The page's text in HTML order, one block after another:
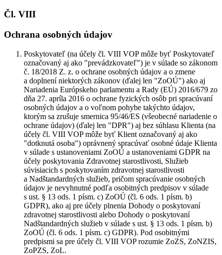
Čl. VIII
Ochrana osobných údajov
Poskytovateľ (na účely čl. VIII VOP môže byť Poskytovateľ
označovaný aj ako "prevádzkovateľ") je v súlade so zákonom
č. 18/2018 Z. z. o ochrane osobných údajov a o zmene
a doplnení niektorých zákonov (ďalej len "ZoOÚ") ako aj
Nariadenia Európskeho parlamentu a Rady (EÚ) 2016/679 zo
dňa 27. apríla 2016 o ochrane fyzických osôb pri spracúvaní
osobných údajov a o voľnom pohybe takýchto údajov,
ktorým sa zrušuje smernica 95/46/ES (všeobecné nariadenie o
ochrane údajov) (ďalej len "DPR") aj bez súhlasu Klienta (na
účely čl. VIII VOP môže byť Klient označovaný aj ako
"dotknutá osoba") oprávnený spracúvať osobné údaje Klienta
v súlade s ustanoveniami ZoOÚ a ustanoveniami GDPR na
účely poskytovania Zdravotnej starostlivosti, Služieb
súvisiacich s poskytovaním zdravotnej starostlivosti
a Nadštandardných služieb, pričom spracúvanie osobných
údajov je nevyhnutné podľa osobitných predpisov v súlade
s ust. § 13 ods. 1 písm. c) ZoOÚ (čl. 6 ods. 1 písm. b)
GDPR), ako aj pre účely plnenia Dohody o poskytovaní
zdravotnej starostlivosti alebo Dohody o poskytovaní
Nadštandardných služieb v súlade s ust. § 13 ods. 1 písm. b)
ZoOÚ (čl. 6 ods. 1 písm. c) GDPR). Pod osobitnými
predpismi sa pre účely čl. VIII VOP rozumie ZoZS, ZoNZIS,
ZoPZS, ZoL.